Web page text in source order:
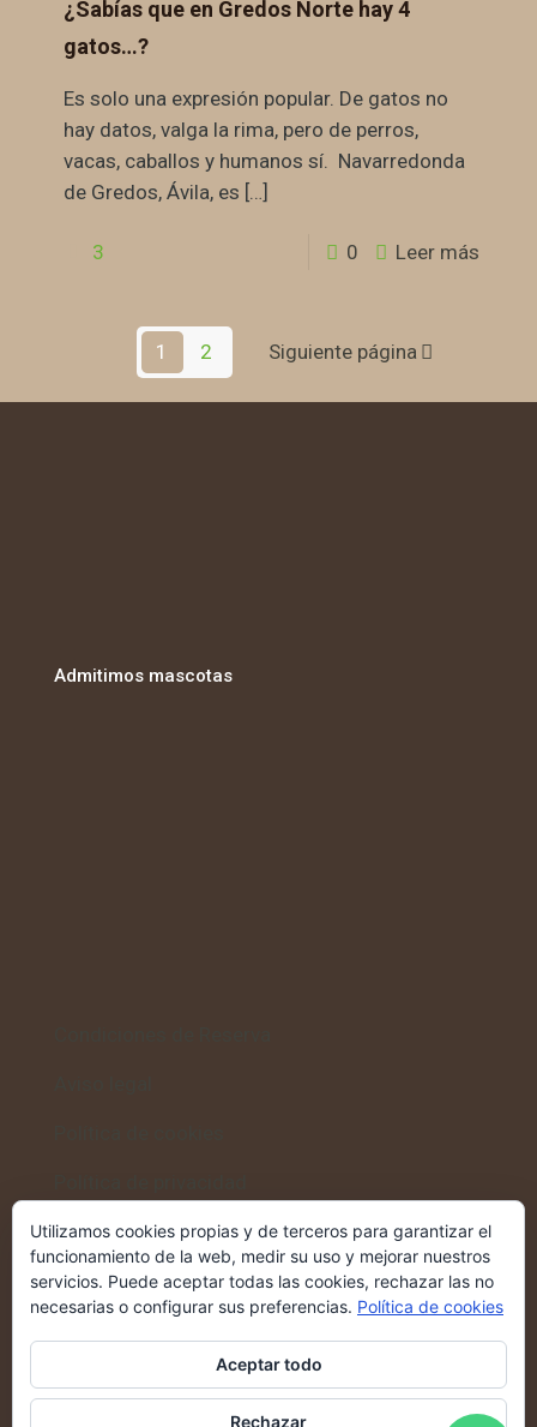
¿Sabías que en Gredos Norte hay 4
gatos…?
Es solo una expresión popular. De gatos no
hay datos, valga la rima, pero de perros,
vacas, caballos y humanos sí. Navarredonda
de Gredos, Ávila, es […]
3 0 Leer más
1 2 Siguiente página
Admitimos mascotas
Volver al inicio
Casa Rural Altozano →
Utilizamos cookies propias y de terceros para garantizar el
funcionamiento de la web, medir su uso y mejorar nuestros
servicios. Puede aceptar todas las cookies, rechazar las no
necesarias o configurar sus preferencias. Política de cookies
Aceptar todo
Rechazar